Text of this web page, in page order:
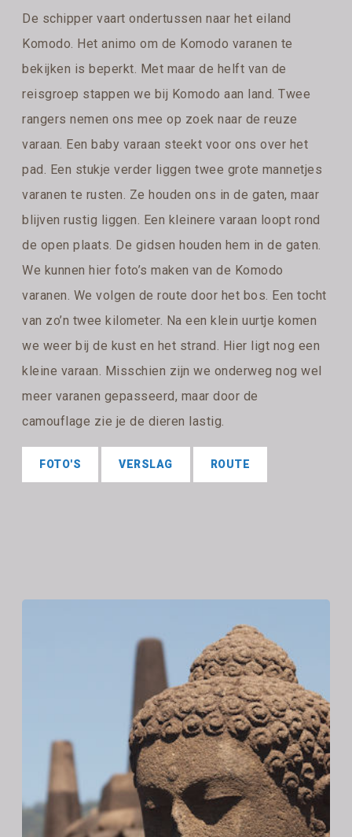
De schipper vaart ondertussen naar het eiland
Komodo. Het animo om de Komodo varanen te
bekijken is beperkt. Met maar de helft van de
reisgroep stappen we bij Komodo aan land. Twee
rangers nemen ons mee op zoek naar de reuze
varaan. Een baby varaan steekt voor ons over het
pad. Een stukje verder liggen twee grote mannetjes
varanen te rusten. Ze houden ons in de gaten, maar
blijven rustig liggen. Een kleinere varaan loopt rond
de open plaats. De gidsen houden hem in de gaten.
We kunnen hier foto’s maken van de Komodo
varanen. We volgen de route door het bos. Een tocht
van zo’n twee kilometer. Na een klein uurtje komen
we weer bij de kust en het strand. Hier ligt nog een
kleine varaan. Misschien zijn we onderweg nog wel
meer varanen gepasseerd, maar door de
camouflage zie je de dieren lastig.
FOTO'S VERSLAG ROUTE